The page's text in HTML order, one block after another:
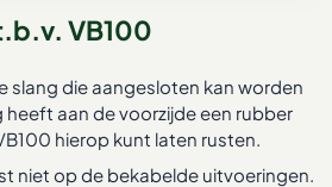
VB100
slang die aangesloten kan worden
heeft aan de voorzijde een rubber
hierop kunt laten rusten.
niet op de bekabelde uitvoeringen.